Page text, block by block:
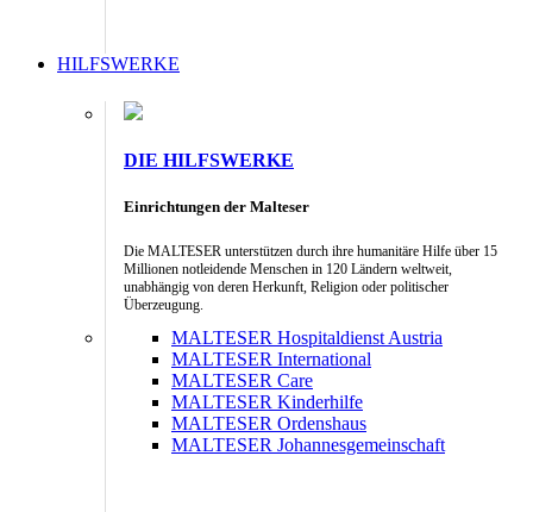
HILFSWERKE
DIE HILFSWERKE
Einrichtungen der Malteser
Die MALTESER unterstützen durch ihre humanitäre Hilfe über 15
Millionen notleidende Menschen in 120 Ländern weltweit,
unabhängig von deren Herkunft, Religion oder politischer
Überzeugung.
MALTESER Hospitaldienst Austria
MALTESER International
MALTESER Care
MALTESER Kinderhilfe
MALTESER Ordenshaus
MALTESER Johannesgemeinschaft